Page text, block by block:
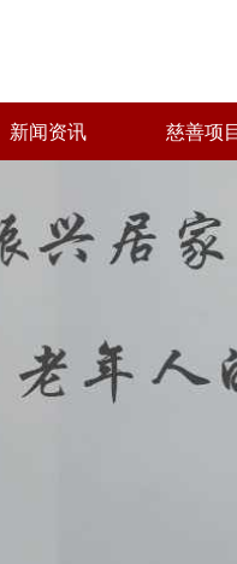
新闻资讯 慈善项目